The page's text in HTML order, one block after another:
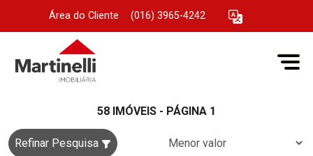
Área do Cliente (016) 3965-4242
58 IMÓVEIS - PÁGINA 1
Refinar Pesquisa